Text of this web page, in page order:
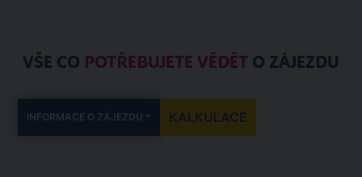
VŠE CO POTŘEBUJETE VĚDĚT O ZÁJEZDU
INFORMACE O ZÁJEZDU KALKULACE